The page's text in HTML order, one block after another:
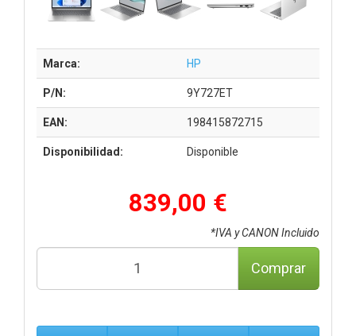
Marca: HP
P/N: 9Y727ET
EAN: 198415872715
Disponibilidad: Disponible
839,00 €
*IVA y CANON Incluido
Comprar